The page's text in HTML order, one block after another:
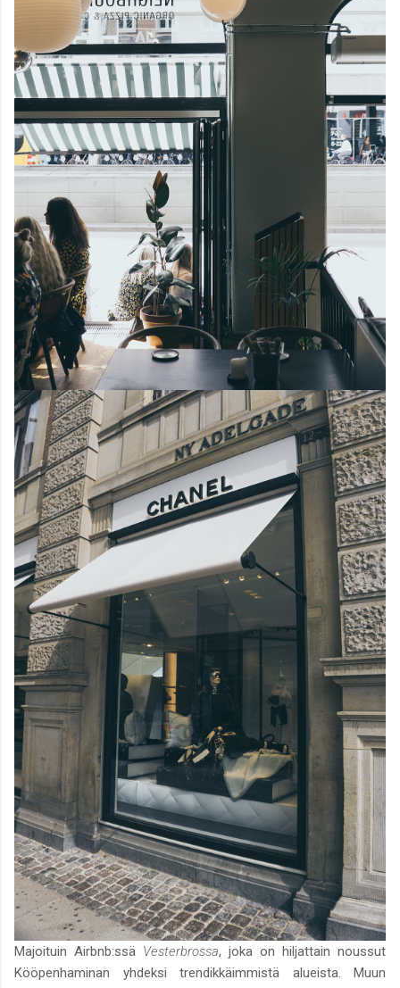
Majoituin Airbnb:ssä Vesterbrossa, joka on hiljattain noussut
Kööpenhaminan yhdeksi trendikkäimmistä alueista. Muun